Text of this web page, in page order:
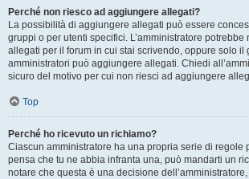
Perché non riesco ad aggiungere allegati?
La possibilità di aggiungere allegati può essere
gruppi o per utenti specifici. L’amministratore potrebbe
allegati per il forum in cui stai scrivendo, oppure solo il
amministratori può aggiungere allegati. Chiedi
sicuro del motivo per cui non riesci ad aggiungere
Top
Perché ho ricevuto un richiamo?
Ciascun amministratore ha una propria serie di regole
pensa che tu ne abbia infranta una, può mandarti un
notare che questa è una decisione